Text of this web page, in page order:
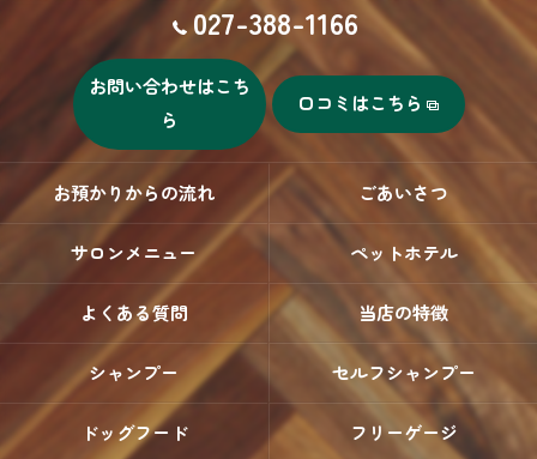
027-388-1166
お問い合わせはこち
ら
口コミはこちら
お預かりからの流れ ごあいさつ
サロンメニュー ペットホテル
よくある質問 当店の特徴
シャンプー セルフシャンプー
ドッグフード フリーゲージ